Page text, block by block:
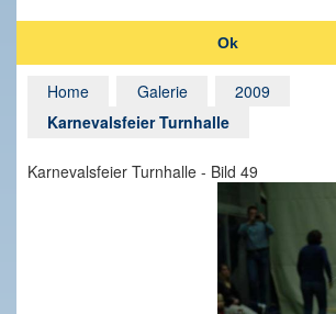
Ok
Home Galerie
2009
Karnevalsfeier Turnhalle
Karnevalsfeier Turnhalle - Bild 49